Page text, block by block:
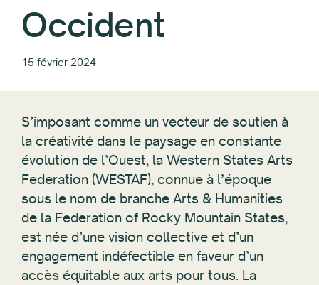
Occident
15 février 2024
S’imposant comme un vecteur de soutien à
la créativité dans le paysage en constante
évolution de l’Ouest, la Western States Arts
Federation (WESTAF), connue à l’époque
sous le nom de branche Arts & Humanities
de la Federation of Rocky Mountain States,
est née d’une vision collective et d’un
engagement indéfectible en faveur d’un
accès équitable aux arts pour tous. La